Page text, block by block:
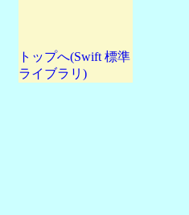
トップへ(Swift 標準
ライブラリ)